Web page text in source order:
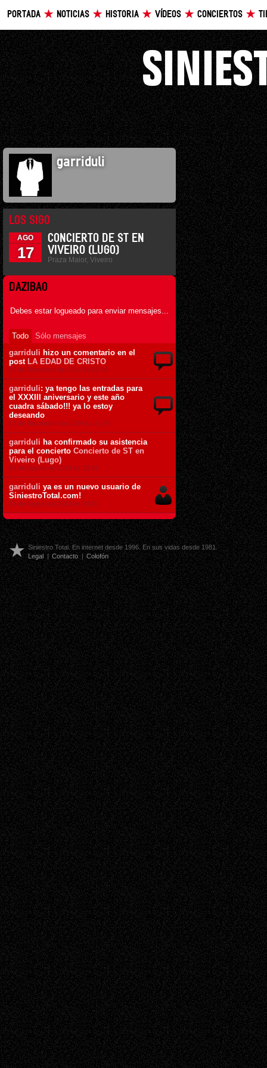
PORTADA NOTICIAS HISTORIA VÍDEOS CONCIERTOS
garriduli
LOS SIGO
AGO
17
CONCIERTO DE ST EN
VIVEIRO (LUGO)
Praza Maior, Viveiro
DAZIBAO
Debes estar logueado para enviar mensajes...
Todo
Sólo mensajes
garriduli hizo un comentario en el
post LA EDAD DE CRISTO
15 de Diciembre de 2014 ás 22:49
garriduli: ya tengo las entradas para
el XXXIII aniversario y este año
cuadra sábado!!! ya lo estoy
deseando
17 de Noviembre de 2014 ás 21:47
garriduli ha confirmado su asistencia
para el concierto Concierto de ST en
Viveiro (Lugo)
14 de Agosto de 2013 ás 23:31
garriduli ya es un nuevo usuario de
SiniestroTotal.com!
14 de Agosto de 2013 ás 23:30
Siniestro Total. En internet desde 1996. En sus vidas desde 1981.
Legal | Contacto | Colofón